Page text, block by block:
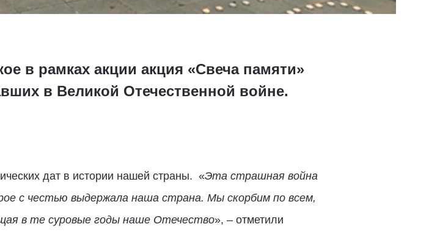
в рамках акции акция «Свеча памяти»
в Великой Отечественной войне.
дат в истории нашей страны. «Эта страшная война
с честью выдержала наша страна. Мы скорбим по всем,
в те суровые годы наше Отечество», – отметили